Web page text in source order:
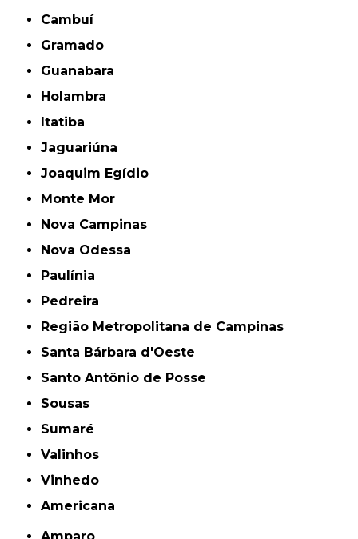
Cambuí
Gramado
Guanabara
Holambra
Itatiba
Jaguariúna
Joaquim Egídio
Monte Mor
Nova Campinas
Nova Odessa
Paulínia
Pedreira
Região Metropolitana de Campinas
Santa Bárbara d'Oeste
Santo Antônio de Posse
Sousas
Sumaré
Valinhos
Vinhedo
americana